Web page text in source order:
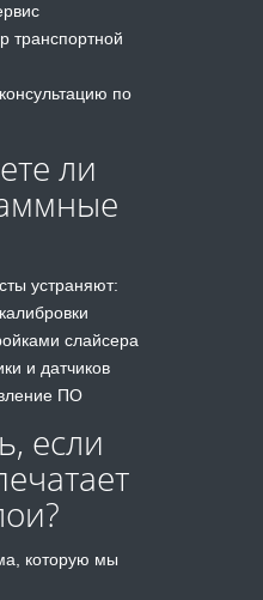
транспортной
по
ли
устраняют:
слайсера
и датчиков
ПО
если
которую мы